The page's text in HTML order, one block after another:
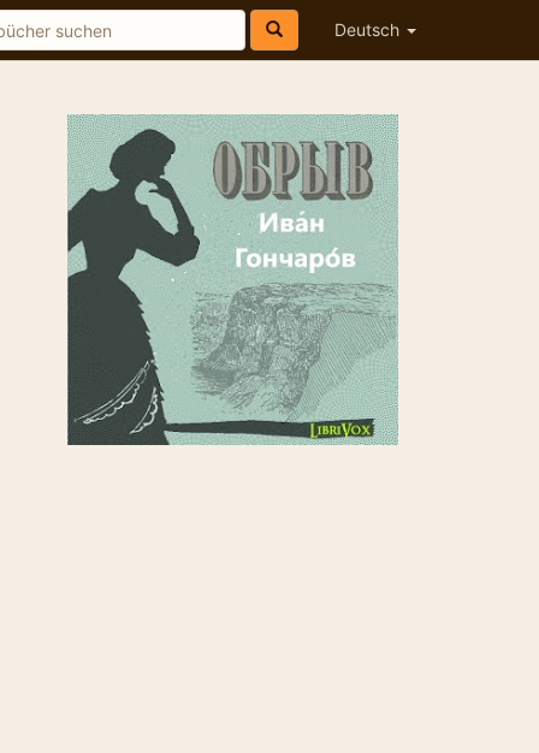
Deutsch